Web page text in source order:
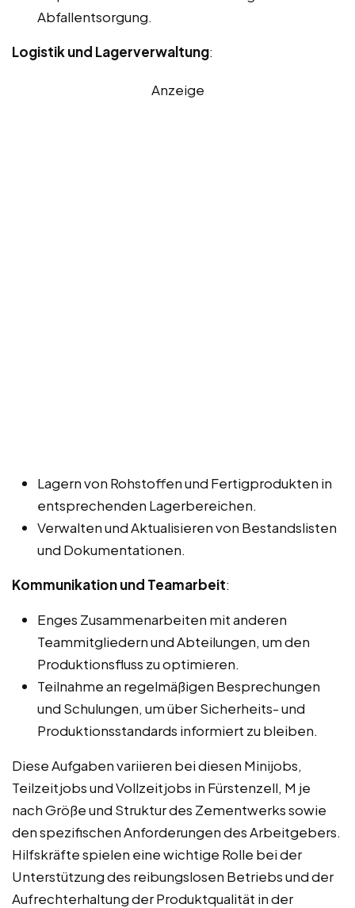
Abfallentsorgung.
Logistik und Lagerverwaltung:
Anzeige
Lagern von Rohstoffen und Fertigprodukten in
entsprechenden Lagerbereichen.
Verwalten und Aktualisieren von Bestandslisten
und Dokumentationen.
Kommunikation und Teamarbeit:
Enges Zusammenarbeiten mit anderen
Teammitgliedern und Abteilungen, um den
Produktionsfluss zu optimieren.
Teilnahme an regelmäßigen Besprechungen
und Schulungen, um über Sicherheits- und
Produktionsstandards informiert zu bleiben.
Diese Aufgaben variieren bei diesen Minijobs,
Teilzeitjobs und Vollzeitjobs in Fürstenzell, M je
nach Größe und Struktur des Zementwerks sowie
den spezifischen Anforderungen des Arbeitgebers.
Hilfskräfte spielen eine wichtige Rolle bei der
Unterstützung des reibungslosen Betriebs und der
Aufrechterhaltung der Produktqualität in der